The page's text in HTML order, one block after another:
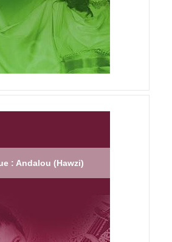
: Andalou (Hawzi)